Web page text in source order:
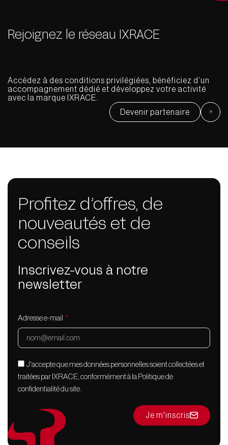
Rejoignez le réseau IXRACE
Accédez à des conditions privilégiées, bénéficiez d’un
accompagnement dédié et développez votre activité
avec la marque IXRACE.
Devenir partenaire
Profitez d’offres, de
nouveautés et de
conseils
Inscrivez-vous à notre
newsletter
Adresse e-mail
J'accepte que mes données personnelles soient collectées et
traitées par IXRACE, conformément à la Politique de
confidentialité du site.
Je m'inscris